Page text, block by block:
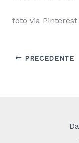
foto via
PRECEDENTE